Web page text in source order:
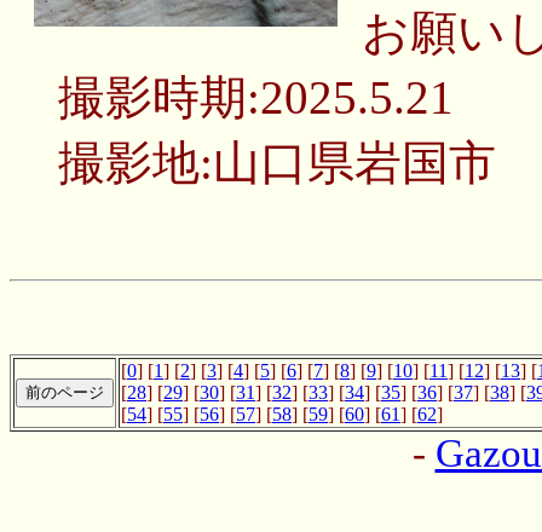
お願い
撮影時期:2025.5.21
撮影地:山口県岩国市
[0] [1] [2] [3] [4] [5] [6] [7] [8] [9] [10] [11] [12] [13] [
[28] [29] [30] [31] [32] [33] [34] [35] [36] [37] [38] [
[54] [55] [56] [57] [58] [59] [60] [61] [62]
-